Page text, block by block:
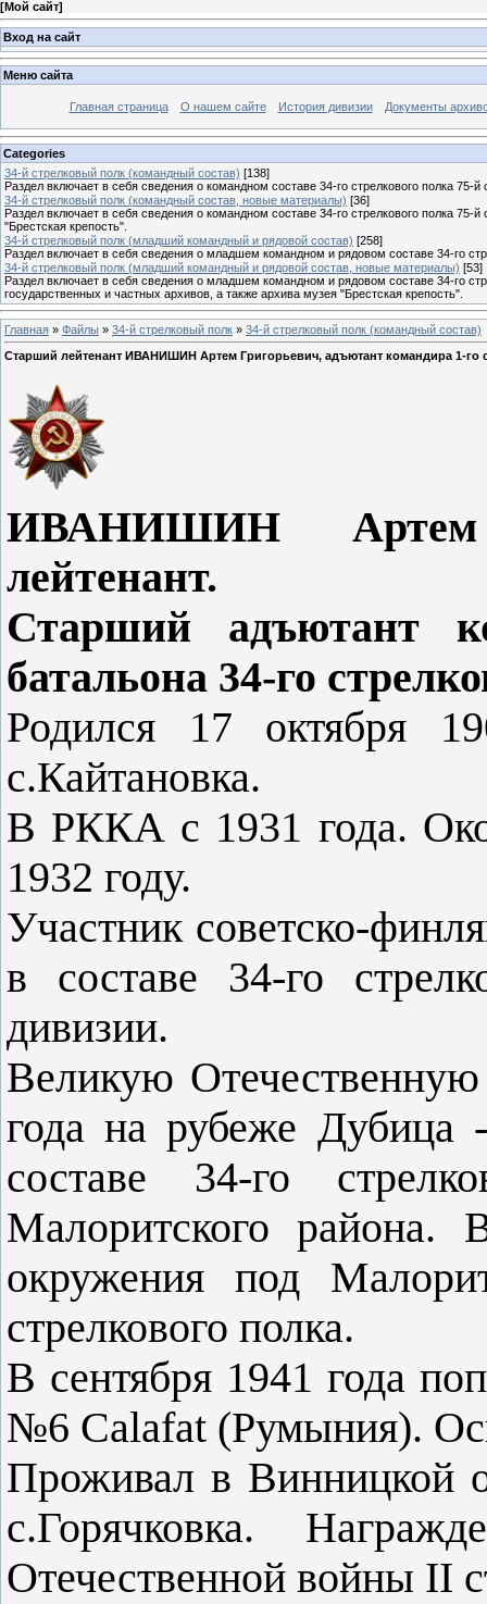
[Мой сайт]
Вход на сайт
Меню сайта
Главная страница О нашем сайте История дивизии Документы
Categories
34-й стрелковый полк (командный состав) [138]
Раздел включает в себя сведения о командном составе 34-го стрелкового полка 75-й
34-й стрелковый полк (командный состав, новые материалы) [36]
Раздел включает в себя сведения о командном составе 34-го стрелкового полка
"Брестская крепость".
34-й стрелковый полк (младший командный и рядовой состав) [258]
Раздел включает в себя сведения о младшем командном и рядовом составе 34-го
34-й стрелковый полк (младший командный и рядовой состав, новые материалы) [53]
Раздел включает в себя сведения о младшем командном и рядовом составе 34-го
государственных и частных архивов, а также архива музея "Брестская крепость".
Главная » Файлы » 34-й стрелковый полк » 34-й стрелковый полк (командный состав)
Старший лейтенант ИВАНИШИН Артем Григорьевич, адъютант командира 1-го
ИВАНИШИН Артем
лейтенант.
Старший адъютант
батальона 34-го
Родился 17 октября
с.Кайтановка.
В РККА с 1931 года.
1932 году.
Участник советско-
в составе 34-го
дивизии.
Великую
года на рубеже Дубица
составе 34-го
Малоритского
окружения под
стрелкового полка.
В сентября 1941 года
№6 Calafat (Румыния).
Проживал в Винницкой
с.Горячковка.
Отечественной войны II